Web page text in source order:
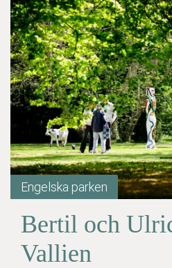
Engelska parken
Bertil och
Vallien